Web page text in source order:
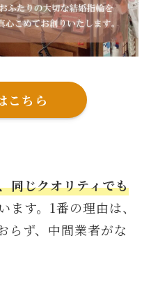
こちら
同じクオリティでも
ます。1番の理由は、
らず、中間業者がな